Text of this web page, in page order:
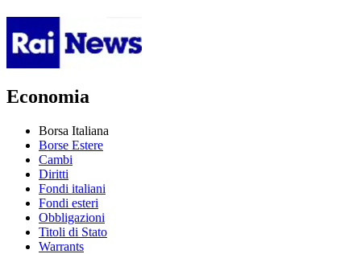
Economia
Borsa Italiana
Borse Estere
Cambi
Diritti
Fondi italiani
Fondi esteri
Obbligazioni
Titoli di Stato
Warrants